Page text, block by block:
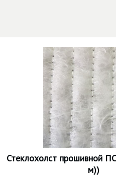
Стеклохолст прошивной
м))